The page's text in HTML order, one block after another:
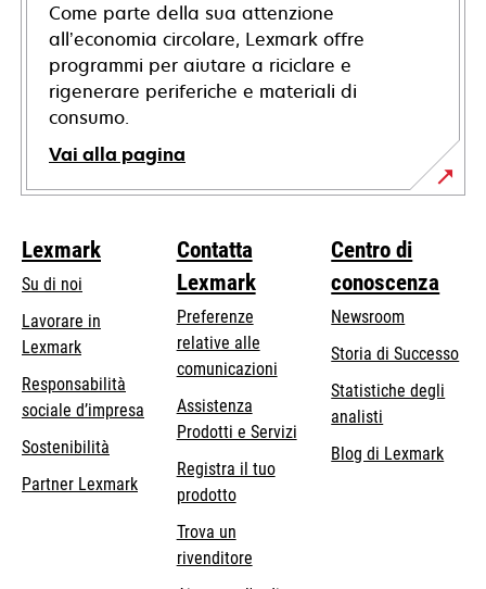
Come parte della sua attenzione
all’economia circolare, Lexmark offre
programmi per aiutare a riciclare e
rigenerare periferiche e materiali di
consumo.
Vai alla pagina
Lexmark
Su di noi
Lavorare in
Lexmark
Responsabilità
sociale d’impresa
scheda
Sostenibilità
Partner Lexmark
Contatta
Lexmark
Preferenze
relative alle
comunicazioni
Assistenza
Prodotti e Servizi
Registra il tuo
prodotto
Trova un
rivenditore
Centro di
conoscenza
Newsroom
Storia di Successo
Statistiche degli
analisti
Blog di Lexmark